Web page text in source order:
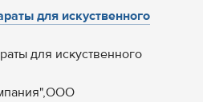
для искуственного
для искуственного